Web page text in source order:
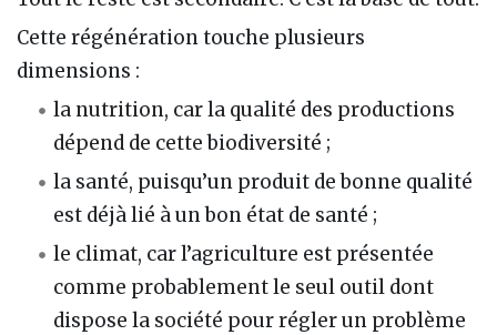
Cette régénération touche plusieurs
dimensions :
la nutrition, car la qualité des productions
dépend de cette biodiversité ;
la santé, puisqu’un produit de bonne qualité
est déjà lié à un bon état de santé ;
le climat, car l’agriculture est présentée
comme probablement le seul outil dont
dispose la société pour régler un problème